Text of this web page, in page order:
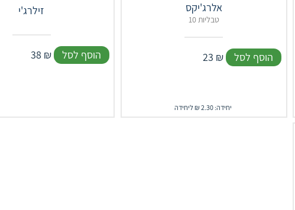
אלרג'יקס
10 טבליות
23 ₪ הוסף לסל
יחידה: 2.30 ₪ ליחידה
זילרג'י
38 ₪ הוסף לסל